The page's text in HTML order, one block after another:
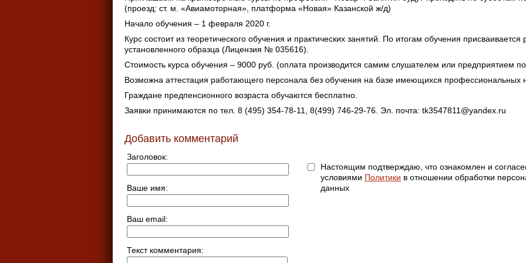
(проезд: ст. м. «Авиамоторная», платформа «Новая» Казанской ж/д)
Начало обучения – 1 февраля 2020 г.
Курс состоит из теоретического обучения и практических занятий. По итогам обучения
установленного образца (Лицензия № 035616).
Стоимость курса обучения – 9000 руб. (оплата производится самим слушателем или предприятием
Возможна аттестация работающего персонала без обучения на базе имеющихся профессиональных
Граждане предпенсионного возраста обучаются бесплатно.
Заявки принимаются по тел. 8 (495) 354-78-11, 8(499) 746-29-76. Эл. почта: tk3547811@yandex.ru
Добавить комментарий
Заголовок:
Ваше имя:
Ваш email:
Текст комментария:
Настоящим подтверждаю, что ознакомлен и
условиями Политики в отношении обработки
данных